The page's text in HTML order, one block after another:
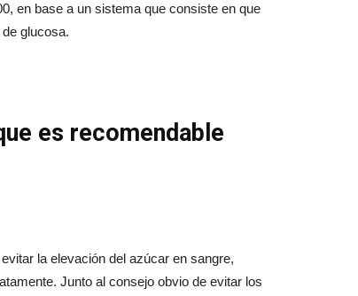
en base a un sistema que consiste en que
glucosa.
es recomendable
la elevación del azúcar en sangre,
Junto al consejo obvio de evitar los